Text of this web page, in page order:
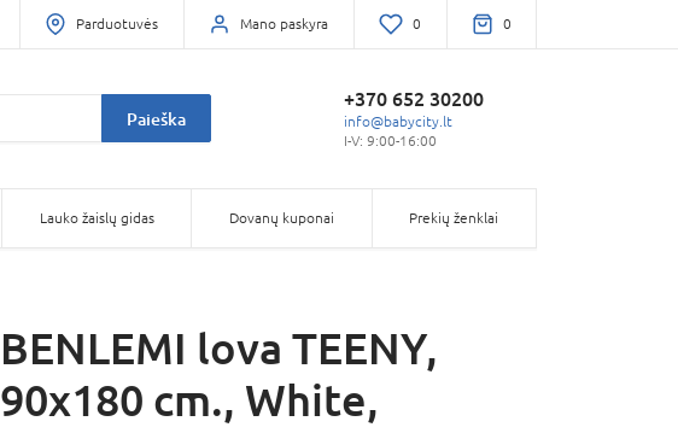
Parduotuvės Mano paskyra 0 0
Paieška
+370 652 30200
info@babycity.lt
I-V: 9:00-16:00
Lauko žaislų gidas Dovanų kuponai Prekių ženklai
BENLEMI lova TEENY,
90x180 cm., White,